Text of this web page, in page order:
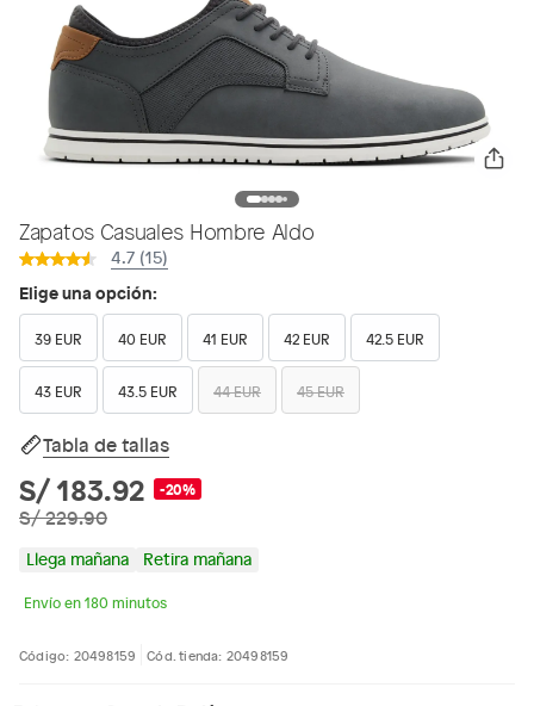
Zapatos Casuales Hombre Aldo
4.7 (15)
Elige una opción:
39 EUR 40 EUR 41 EUR 42 EUR 42.5 EUR
43 EUR 43.5 EUR 44 EUR 45 EUR
Tabla de tallas
S/ 183.92 -20%
S/ 229.90
Llega mañana Retira mañana
Envío en 180 minutos
Código: 20498159 Cód. tienda: 20498159